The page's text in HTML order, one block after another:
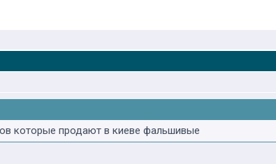
которые продают в киеве фальшивые